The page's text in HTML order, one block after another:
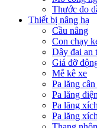
Thước đo
Thiết bị nâng hạ
Cầu nâng
Con chạy
Dây đai an
Giá đỡ
Mễ kê xe
Pa lăng
Pa lăng điện
Pa lăng
Pa lăng